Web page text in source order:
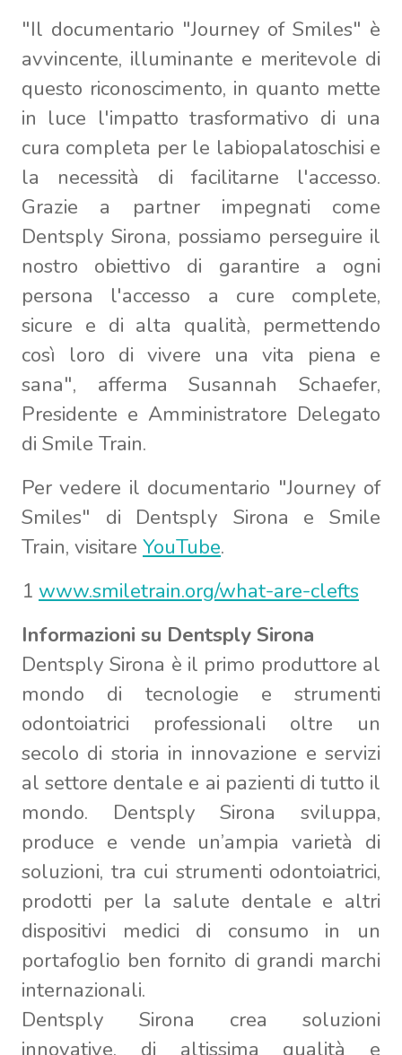
"Il documentario "Journey of Smiles" è
avvincente, illuminante e meritevole di
questo riconoscimento, in quanto mette
in luce l'impatto trasformativo di una
cura completa per le labiopalatoschisi e
la necessità di facilitarne l'accesso.
Grazie a partner impegnati come
Dentsply Sirona, possiamo perseguire il
nostro obiettivo di garantire a ogni
persona l'accesso a cure complete,
sicure e di alta qualità, permettendo
così loro di vivere una vita piena e
sana", afferma Susannah Schaefer,
Presidente e Amministratore Delegato
di Smile Train.
Per vedere il documentario "Journey of
Smiles" di Dentsply Sirona e Smile
Train, visitare YouTube.
1 www.smiletrain.org/what-are-clefts
Informazioni su Dentsply Sirona
Dentsply Sirona è il primo produttore al
mondo di tecnologie e strumenti
odontoiatrici professionali oltre un
secolo di storia in innovazione e servizi
al settore dentale e ai pazienti di tutto il
mondo. Dentsply Sirona sviluppa,
produce e vende un’ampia varietà di
soluzioni, tra cui strumenti odontoiatrici,
prodotti per la salute dentale e altri
dispositivi medici di consumo in un
portafoglio ben fornito di grandi marchi
internazionali.
Dentsply Sirona crea soluzioni
innovative, di altissima qualità e